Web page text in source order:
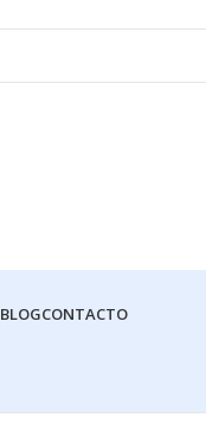
BLOGCONTACTO